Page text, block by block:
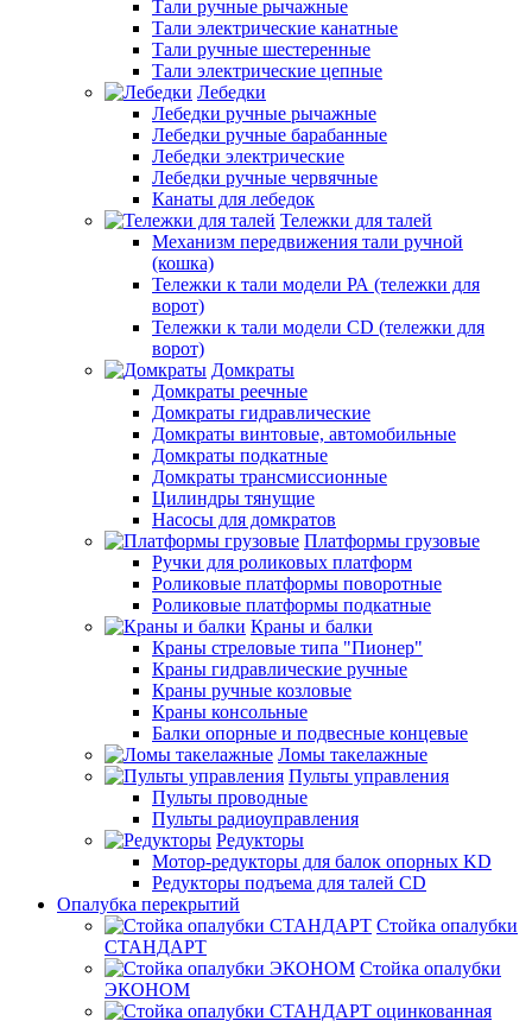
Тали ручные рычажные
Тали электрические канатные
Тали ручные шестеренные
Тали электрические цепные
Лебедки
Лебедки ручные рычажные
Лебедки ручные барабанные
Лебедки электрические
Лебедки ручные червячные
Канаты для лебедок
Тележки для талей
Механизм передвижения тали ручной
(кошка)
Тележки к тали модели РА (тележки для
ворот)
Тележки к тали модели CD (тележки для
ворот)
Домкраты
Домкраты реечные
Домкраты гидравлические
Домкраты винтовые, автомобильные
Домкраты подкатные
Домкраты трансмиссионные
Цилиндры тянущие
Насосы для домкратов
Платформы грузовые
Ручки для роликовых платформ
Роликовые платформы поворотные
Роликовые платформы подкатные
Краны и балки
Краны стреловые типа "Пионер"
Краны гидравлические ручные
Краны ручные козловые
Краны консольные
Балки опорные и подвесные концевые
Ломы такелажные
Пульты управления
Пульты проводные
Пульты радиоуправления
Редукторы
Мотор-редукторы для балок опорных KD
Редукторы подъема для талей CD
Опалубка перекрытий
Стойка опалубки
СТАНДАРТ
Стойка опалубки
ЭКОНОМ